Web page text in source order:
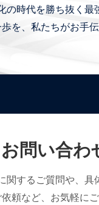
の時代を勝ち抜く最
を、私たちがお手伝
お問い合わ
関するご質問や、具
依頼など、お気軽に